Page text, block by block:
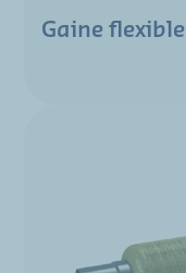
Gaine flexible